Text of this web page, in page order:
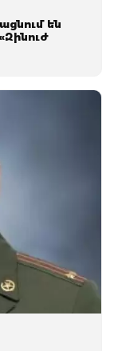
են